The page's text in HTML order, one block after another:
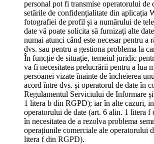
personal pot fi transmise operatorului de
setările de confidențialitate din aplicația
fotografiei de profil și a numărului de
date vă poate solicita să furnizați alte
numai atunci când este necesar pentru a
dvs. sau pentru a gestiona problema la
În funcție de situație, temeiul juridic
va fi necesitatea prelucrării pentru a lua
persoanei vizate înainte de încheierea
acord între dvs. și operatorul de date în
Regulamentul Serviciului de Informare
1 litera b din RGPD); iar în alte cazuri,
operatorului de date (art. 6 alin. 1 litera f
în necesitatea de a rezolva problema
operațiunile comerciale ale operatorului
litera f din RGPD).